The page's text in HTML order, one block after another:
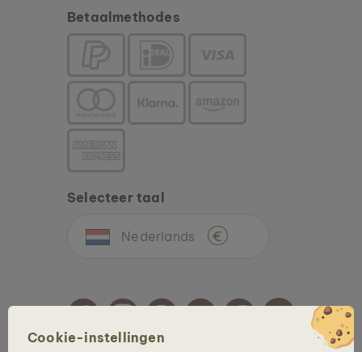
Cookie-instellingen
Betaalmethodes
Selecteer taal
Nederlands €